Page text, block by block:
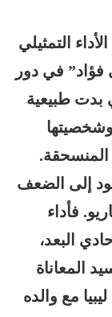
التمثيلي
فؤاد” في دور
بدت طبيعية
إلى الضعف
فأداء
البعد،
المعاناة
مع والده